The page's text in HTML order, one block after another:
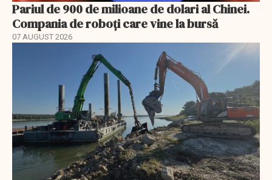
Pariul de 900 de milioane de dolari al Chinei.
Compania de roboți care vine la bursă
07 AUGUST 2026